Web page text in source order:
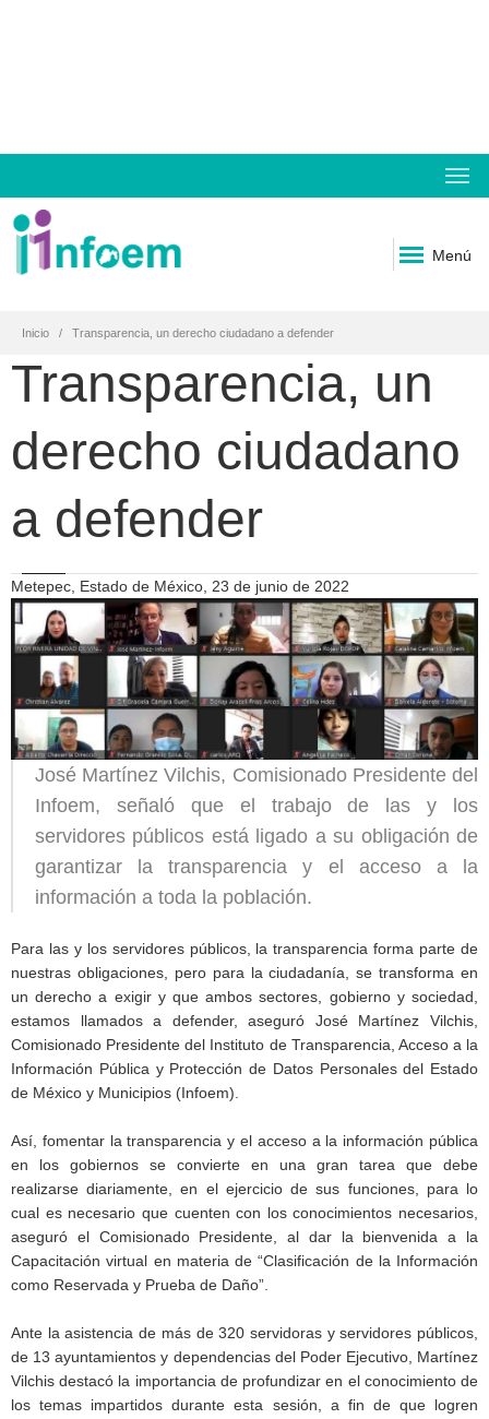
Menú
Inicio Transparencia, un derecho ciudadano a defender
Transparencia, un
derecho ciudadano
a defender
Metepec, Estado de México, 23 de junio de 2022
José Martínez Vilchis, Comisionado Presidente del
Infoem, señaló que el trabajo de las y los
servidores públicos está ligado a su obligación de
garantizar la transparencia y el acceso a la
información a toda la población.
Para las y los servidores públicos, la transparencia forma parte de
nuestras obligaciones, pero para la ciudadanía, se transforma en
un derecho a exigir y que ambos sectores, gobierno y sociedad,
estamos llamados a defender, aseguró José Martínez Vilchis,
Comisionado Presidente del Instituto de Transparencia, Acceso a la
Información Pública y Protección de Datos Personales del Estado
de México y Municipios (Infoem).
Así, fomentar la transparencia y el acceso a la información pública
en los gobiernos se convierte en una gran tarea que debe
realizarse diariamente, en el ejercicio de sus funciones, para lo
cual es necesario que cuenten con los conocimientos necesarios,
aseguró el Comisionado Presidente, al dar la bienvenida a la
Capacitación virtual en materia de “Clasificación de la Información
como Reservada y Prueba de Daño”.
Ante la asistencia de más de 320 servidoras y servidores públicos,
de 13 ayuntamientos y dependencias del Poder Ejecutivo, Martínez
Vilchis destacó la importancia de profundizar en el conocimiento de
los temas impartidos durante esta sesión, a fin de que logren